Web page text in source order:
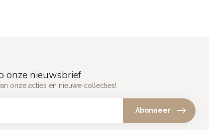
onze nieuwsbrief
onze acties en nieuwe collecties!
Abonneer